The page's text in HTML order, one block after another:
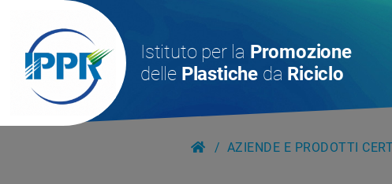
Istituto per la Promozione
delle Plastiche da Riciclo
AZIENDE E PRODOTTI